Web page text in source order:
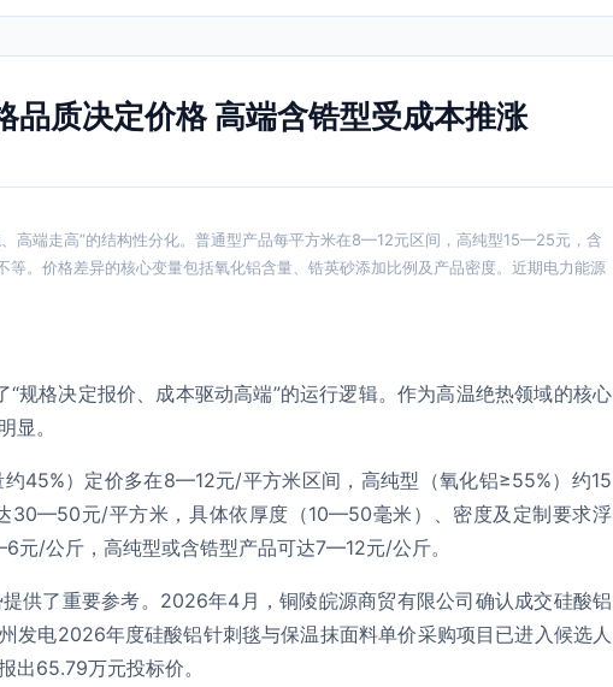
品质决定价格 高端含锆型受成本推涨
高端走高”的结构性分化。普通型产品每平方米在8—12元区间，高纯型15—25元，含
。价格差异的核心变量包括氧化铝含量、锆英砂添加比例及产品密度。近期电力能源
规格决定报价、成本驱动高端”的运行逻辑。作为高温绝热领域的核心
显。
45%）定价多在8—12元/平方米区间，高纯型（氧化铝≥55%）约15
30—50元/平方米，具体依厚度（10—50毫米）、密度及定制要求浮
/公斤，高纯型或含锆型产品可达7—12元/公斤。
供了重要参考。2026年4月，铜陵皖源商贸有限公司确认成交硅酸铝
发电2026年度硅酸铝针刺毯与保温抹面料单价采购项目已进入候选人
出65.79万元投标价。